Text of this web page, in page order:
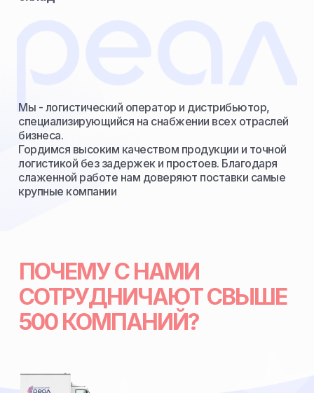
Мы - логистический оператор и дистрибьютор,
специализирующийся на снабжении всех отраслей
бизнеса.
Гордимся высоким качеством продукции и точной
логистикой без задержек и простоев. Благодаря
слаженной работе нам доверяют поставки самые
крупные компании
ПОЧЕМУ С НАМИ
СОТРУДНИЧАЮТ СВЫШЕ
500 КОМПАНИЙ?